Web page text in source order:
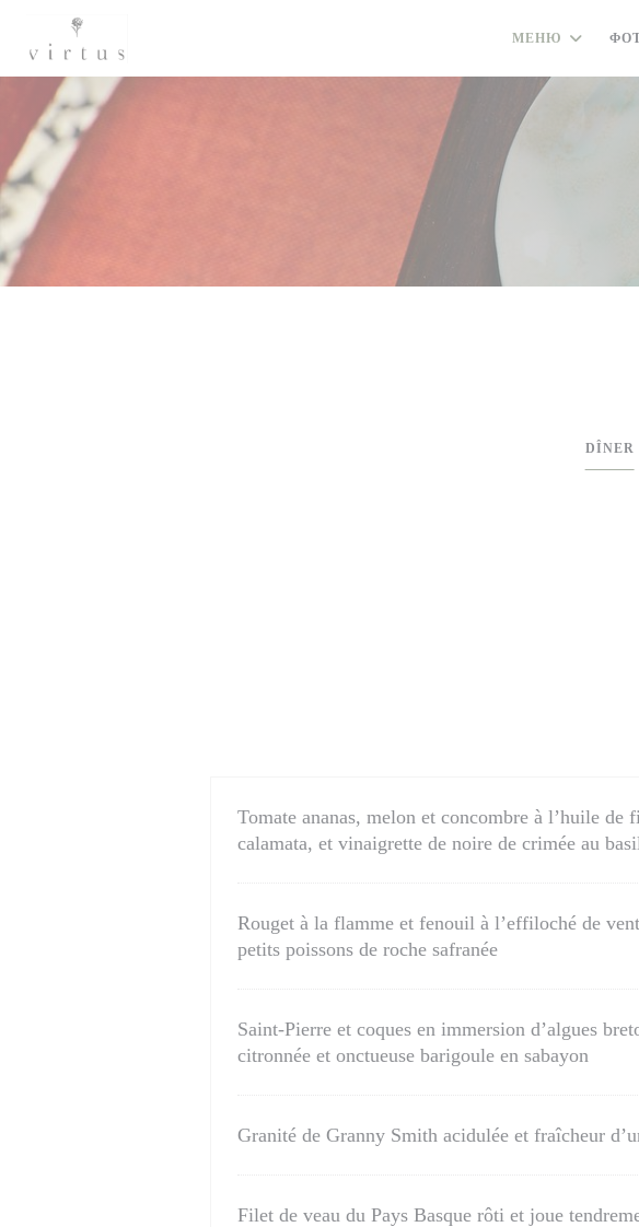
МЕНЮ
DÎNER
Tomate ananas, melon et concombre à l’huile
calamata, et vinaigrette de noire de crimée au
Rouget à la flamme et fenouil à l’effiloché de
petits poissons de roche safranée
Saint-Pierre et coques en immersion d’algues
citronnée et onctueuse barigoule en sabayon
Granité de Granny Smith acidulée et fraîcheur
Filet de veau du Pays Basque rôti et joue